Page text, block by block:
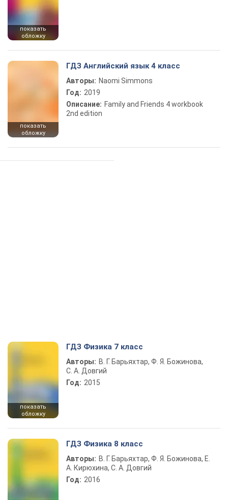
показать
обложку
показать
обложку
ГДЗ Английский язык 4 класс
Авторы: Naomi Simmons
Год: 2019
Описание: Family and Friends 4 workbook
2nd edition
показать
обложку
ГДЗ Физика 7 класс
Авторы: В. Г. Барьяхтар, Ф. Я. Божинова,
С. А. Довгий
Год: 2015
ГДЗ Физика 8 класс
Авторы: В. Г. Барьяхтар, Ф. Я. Божинова, Е.
А. Кирюхина, С. А. Довгий
Год: 2016